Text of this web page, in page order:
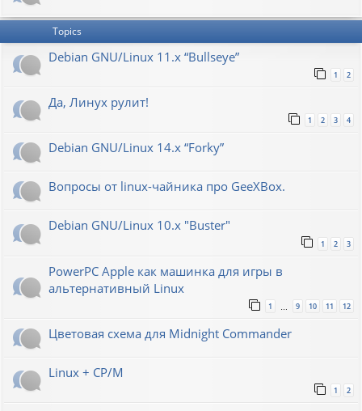
Topics
Debian GNU/Linux 11.x “Bullseye”
1 2
Да, Линух рулит!
1 2 3 4
Debian GNU/Linux 14.x “Forky”
Вопросы от linux-чайника про GeeXBox.
Debian GNU/Linux 10.x "Buster"
1 2 3
PowerPC Apple как машинка для игры в
альтернативный Linux
1 9 10 11 12
Цветовая схема для Midnight Commander
Linux + CP/M
1 2